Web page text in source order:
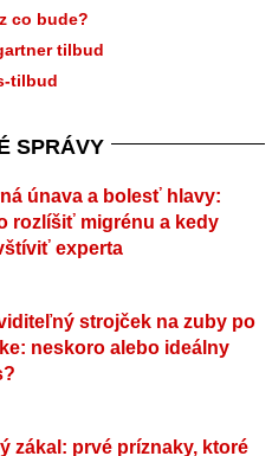
co bude?
tilbud
tilbud
SPRÁVY
únava a bolesť hlavy:
rozlíšiť migrénu a kedy
experta
strojček na zuby po
neskoro alebo ideálny
zákal: prvé príznaky, ktoré